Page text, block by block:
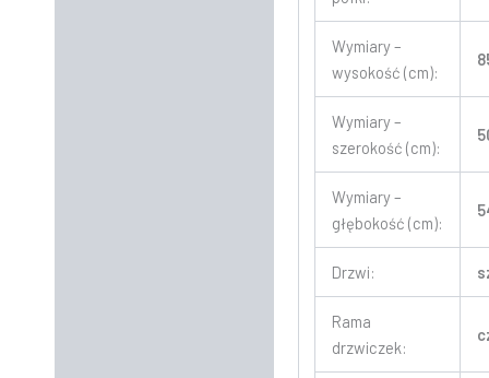
Wymiary –
wysokość (cm):
Wymiary –
szerokość (cm):
Wymiary –
głębokość (cm):
Drzwi:
Rama
drzwiczek: